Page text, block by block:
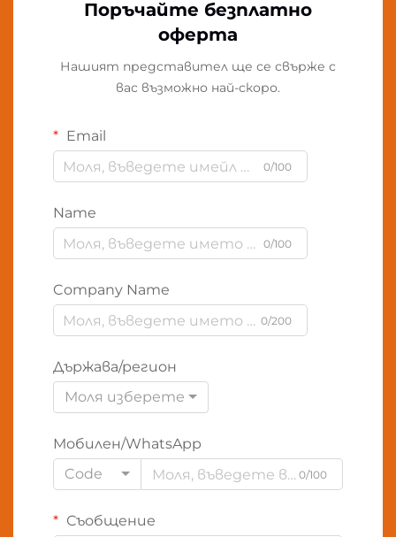
Поръчайте безплатно
оферта
Нашият представител ще се свърже с
вас възможно най-скоро.
Email
0/100
Name
0/100
Company Name
0/200
Държава/регион
Моля изберете
Мобилен/WhatsApp
Code
0/100
Съобщение